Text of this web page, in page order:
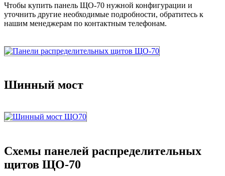
Чтобы купить панель ЩО-70 нужной конфигурации и
уточнить другие необходимые подробности, обратитесь к
нашим менеджерам по контактным телефонам.
Шинный мост
Схемы панелей распределительных
щитов ЩО-70